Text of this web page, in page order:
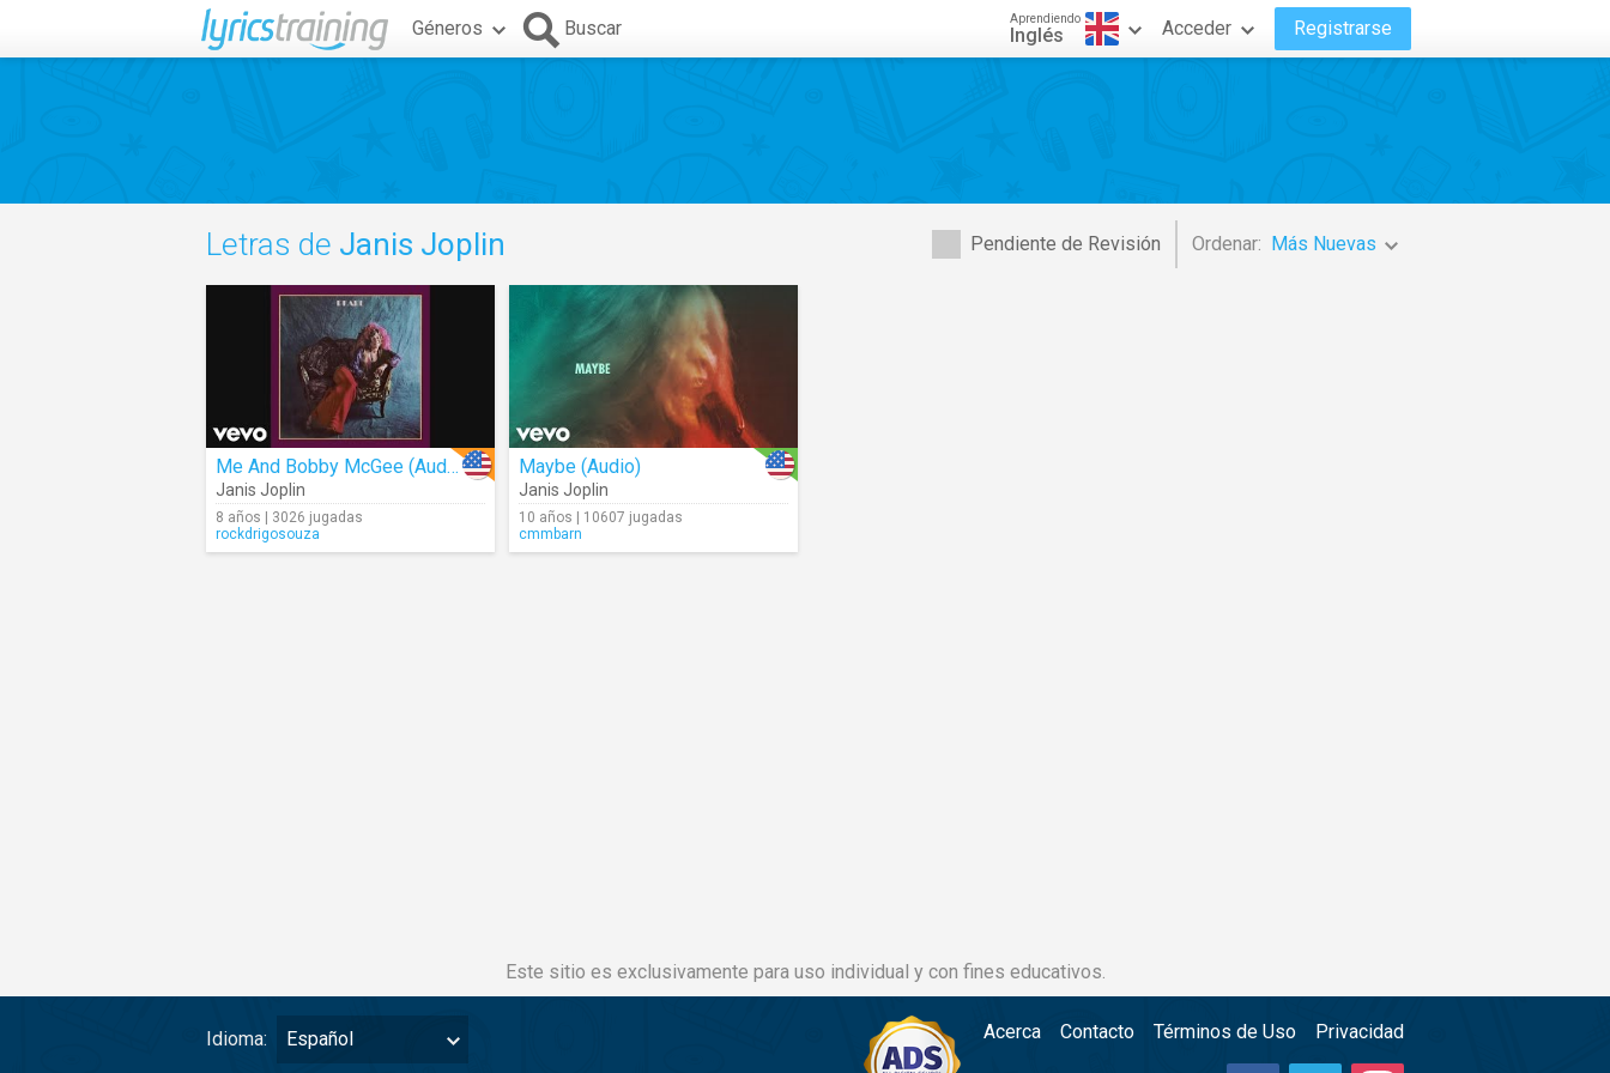
Géneros Buscar Aprendiendo
Inglés Acceder Registrarse
Pendiente de Revisión Ordenar: Más Nuevas
Letras de Janis Joplin
Me And Bobby McGee (Audio)
Janis Joplin
8 años | 3026 jugadas
rockdrigosouza
Maybe (Audio)
Janis Joplin
10 años | 10607 jugadas
cmmbarn
Este sitio es exclusivamente para uso individual y con fines educativos.
Idioma: Español Acerca Contacto Términos de Uso Privacidad